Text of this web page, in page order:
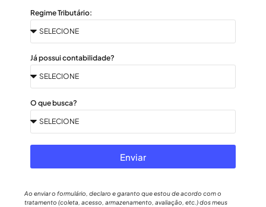
Regime Tributário:
Já possui contabilidade?
O que busca?
Enviar
Ao enviar o formulário, declaro e garanto que estou de acordo com o
tratamento (coleta, acesso, armazenamento, avaliação, etc.) dos meus